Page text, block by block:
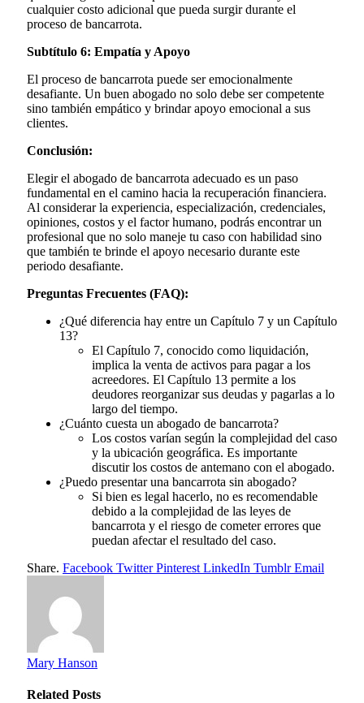
cualquier costo adicional que pueda surgir durante el
proceso de bancarrota.
Subtítulo 6: Empatía y Apoyo
El proceso de bancarrota puede ser emocionalmente
desafiante. Un buen abogado no solo debe ser competente
sino también empático y brindar apoyo emocional a sus
clientes.
Conclusión:
Elegir el abogado de bancarrota adecuado es un paso
fundamental en el camino hacia la recuperación financiera.
Al considerar la experiencia, especialización, credenciales,
opiniones, costos y el factor humano, podrás encontrar un
profesional que no solo maneje tu caso con habilidad sino
que también te brinde el apoyo necesario durante este
periodo desafiante.
Preguntas Frecuentes (FAQ):
¿Qué diferencia hay entre un Capítulo 7 y un Capítulo
13?
El Capítulo 7, conocido como liquidación,
implica la venta de activos para pagar a los
acreedores. El Capítulo 13 permite a los
deudores reorganizar sus deudas y pagarlas a lo
largo del tiempo.
¿Cuánto cuesta un abogado de bancarrota?
Los costos varían según la complejidad del caso
y la ubicación geográfica. Es importante
discutir los costos de antemano con el abogado.
¿Puedo presentar una bancarrota sin abogado?
Si bien es legal hacerlo, no es recomendable
debido a la complejidad de las leyes de
bancarrota y el riesgo de cometer errores que
puedan afectar el resultado del caso.
Share. Facebook Twitter Pinterest LinkedIn Tumblr Email
Mary Hanson
Related Posts